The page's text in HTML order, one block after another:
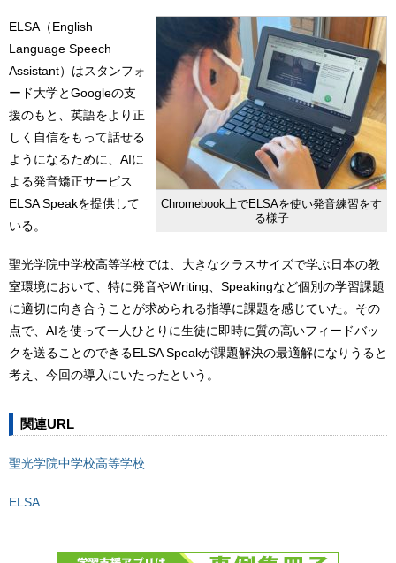
Chromebook上でELSAを使い発音練習をす
る様子
ELSA（English
Language Speech
Assistant）はスタンフォ
ード大学とGoogleの支
援のもと、英語をより正
しく自信をもって話せる
ようになるために、AIに
よる発音矯正サービス
ELSA Speakを提供して
いる。
聖光学院中学校高等学校では、大きなクラスサイズで学ぶ日本の教
室環境において、特に発音やWriting、Speakingなど個別の学習課題
に適切に向き合うことが求められる指導に課題を感じていた。その
点で、AIを使って一人ひとりに生徒に即時に質の高いフィードバッ
クを送ることのできるELSA Speakが課題解決の最適解になりうると
考え、今回の導入にいたったという。
関連URL
聖光学院中学校高等学校
ELSA